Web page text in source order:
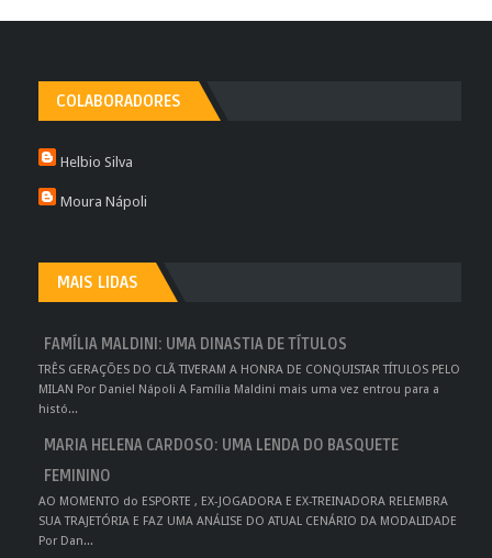
COLABORADORES
Helbio Silva
Moura Nápoli
MAIS LIDAS
FAMÍLIA MALDINI: UMA DINASTIA DE TÍTULOS
TRÊS GERAÇÕES DO CLÃ TIVERAM A HONRA DE CONQUISTAR TÍTULOS PELO
MILAN Por Daniel Nápoli A Família Maldini mais uma vez entrou para a
histó...
MARIA HELENA CARDOSO: UMA LENDA DO BASQUETE
FEMININO
AO MOMENTO do ESPORTE , EX-JOGADORA E EX-TREINADORA RELEMBRA
SUA TRAJETÓRIA E FAZ UMA ANÁLISE DO ATUAL CENÁRIO DA MODALIDADE
Por Dan...